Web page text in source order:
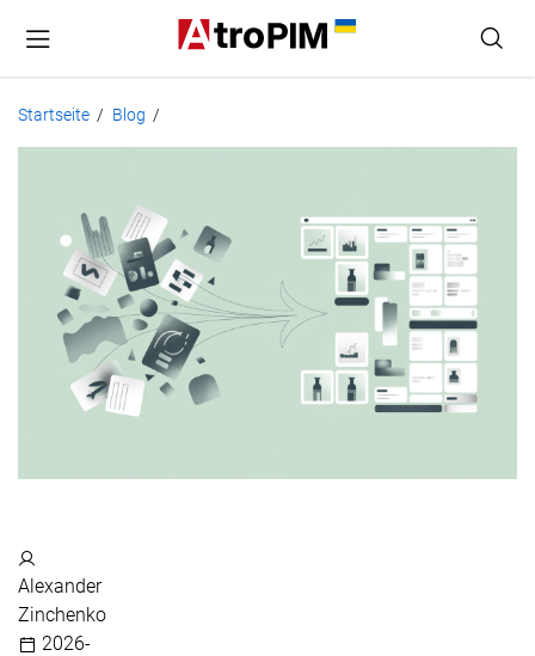
Startseite / Blog /
System:
Anfängerleitfaden
für
Produktdatenverwaltung
Alexander
Zinchenko
2026-